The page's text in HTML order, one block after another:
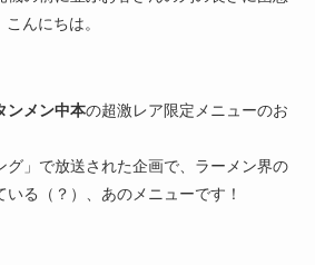
んにちは。
ンメン中本の超激レア限定メニューのお
グ」で放送された企画で、ラーメン界の
る（？）、あのメニューです！